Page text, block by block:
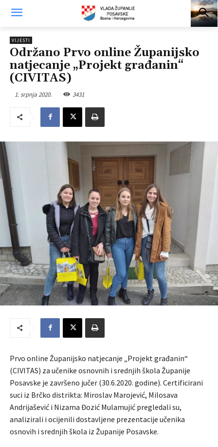
VIJESTI
Održano Prvo online Županijsko
natjecanje „Projekt građanin“
(CIVITAS)
1. srpnja 2020. 3431
Prvo online Županijsko natjecanje „Projekt građanin“
(CIVITAS) za učenike osnovnih i srednjih škola Županije
Posavske je završeno jučer (30.6.2020. godine). Certificirani
suci iz Brčko distrikta: Miroslav Marojević, Milosava
Andrijašević i Nizama Đozić Mulamujić pregledali su,
analizirali i ocijenili dostavljene prezentacije učenika
osnovih i srednjih škola iz Županije Posavske.